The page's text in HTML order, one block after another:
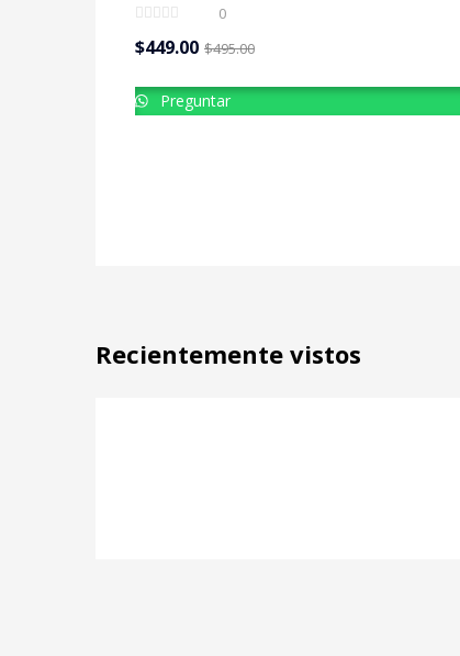
0
$449.00 $495.00
Preguntar
Recientemente vistos